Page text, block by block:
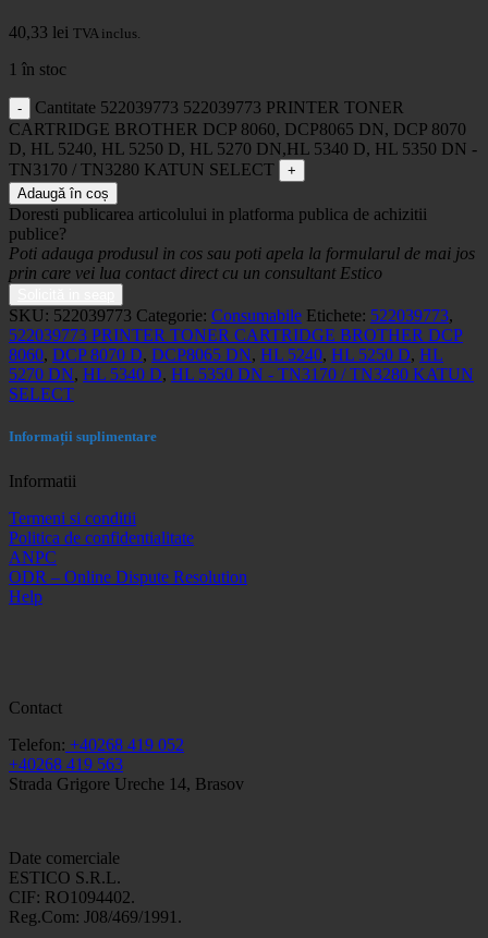
40,33 lei TVA inclus.
1 în stoc
Cantitate 522039773 522039773 PRINTER TONER
CARTRIDGE BROTHER DCP 8060, DCP8065 DN, DCP 8070
D, HL 5240, HL 5250 D, HL 5270 DN,HL 5340 D, HL 5350 DN -
TN3170 / TN3280 KATUN SELECT
Adaugă în coș
Doresti publicarea articolului in platforma publica de achizitii
publice?
Poti adauga produsul in cos sau poti apela la formularul de mai jos
prin care vei lua contact direct cu un consultant Estico
SKU: 522039773 Categorie: Consumabile Etichete: 522039773,
522039773 PRINTER TONER CARTRIDGE BROTHER DCP
8060, DCP 8070 D, DCP8065 DN, HL 5240, HL 5250 D, HL
5270 DN, HL 5340 D, HL 5350 DN - TN3170 / TN3280 KATUN
SELECT
Informații suplimentare
Informatii
Termeni si conditii
Politica de confidentialitate
ANPC
ODR – Online Dispute Resolution
Help
Contact
Telefon: +40268 419 052
+40268 419 563
Strada Grigore Ureche 14, Brasov
Date comerciale
ESTICO S.R.L.
CIF: RO1094402.
Reg.Com: J08/469/1991.